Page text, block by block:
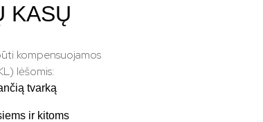
KASŲ
kompensuojamos
lėšomis:
tvarką
ir kitoms